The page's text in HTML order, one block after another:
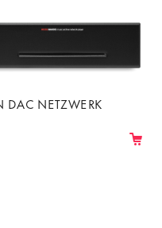
DAC NETZWERK